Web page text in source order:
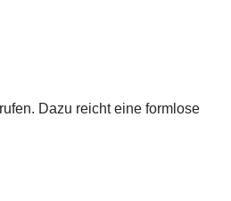
Dazu reicht eine formlose